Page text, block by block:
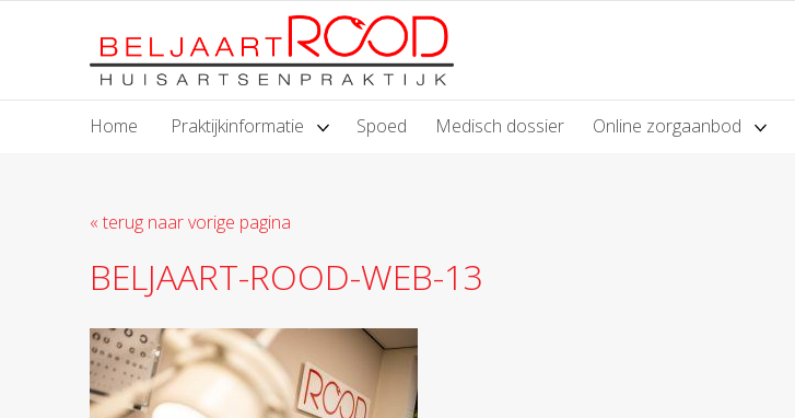
Home Praktijkinformatie Spoed Medisch dossier Online zorgaanbod
« terug naar vorige pagina
BELJAART-ROOD-WEB-13